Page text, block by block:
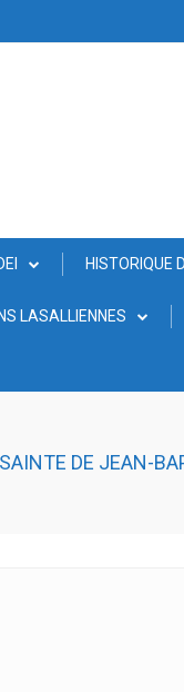
HISTORIQUE
LASALLIENNES
DE JEAN-